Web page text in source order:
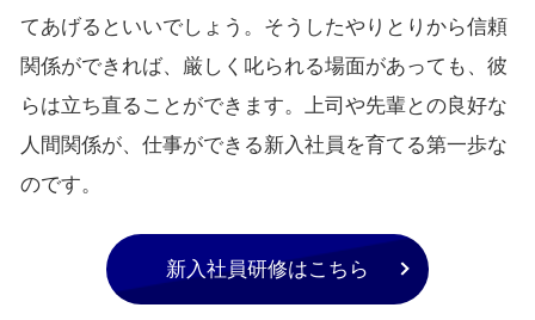
てあげるといいでしょう。そうしたやりとりから信頼
関係ができれば、厳しく叱られる場面があっても、彼
らは立ち直ることができます。上司や先輩との良好な
人間関係が、仕事ができる新入社員を育てる第一歩な
のです。
新入社員研修はこちら